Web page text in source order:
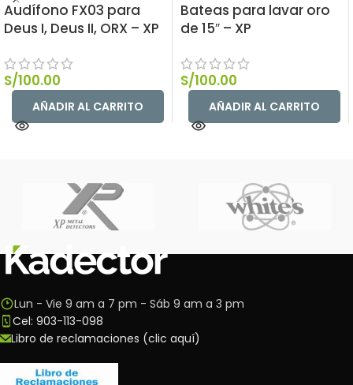
Audífono FX03 para
Deus I, Deus II, ORX – XP
S/100.00
AÑADIR AL CARRITO
Bateas para lavar oro
de 15″ – XP
S/100.00
AÑADIR AL CARRITO
Lun - Vie 9 am a 7 pm - Sáb 9 am a 3 pm
Cel: 903-113-098
Libro de reclamaciones (clic aquí)